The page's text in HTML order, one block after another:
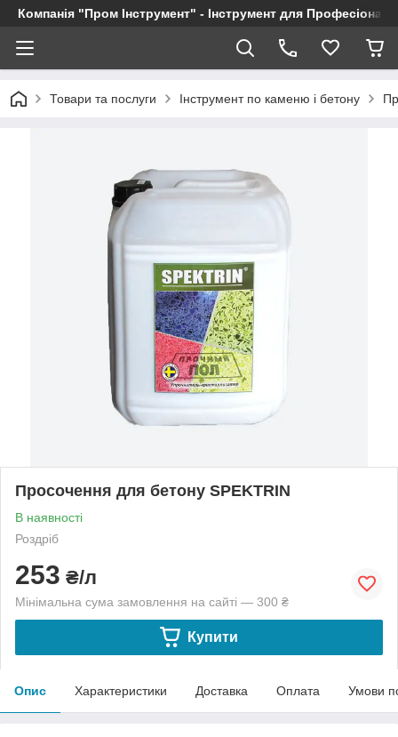
Компанія "Пром Інструмент" - Інструмент для
Товари та послуги Інструмент по каменю і бетону
Просочення для бетону SPEKTRIN
В наявності
Роздріб
253 ₴/л
Мінімальна сума замовлення на сайті — 300 ₴
Купити
Опис Характеристики Доставка Оплата Умови